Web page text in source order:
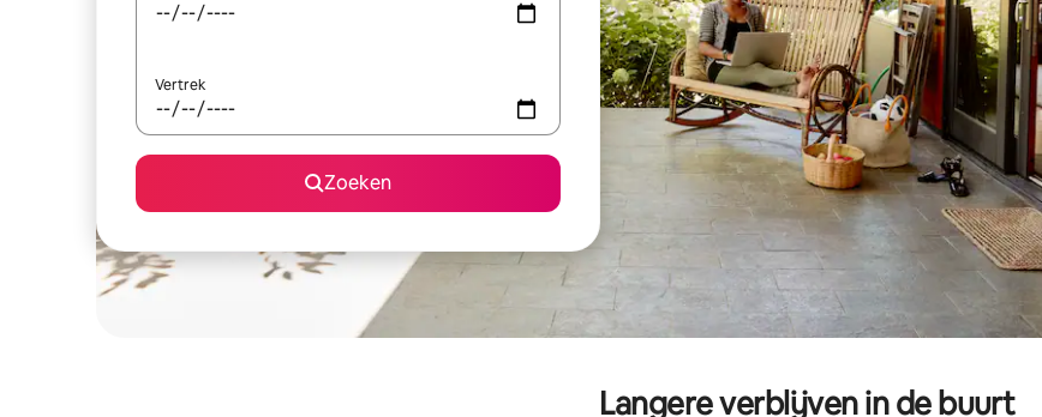
Vertrek
Zoeken
Langere verblijven in de buurt